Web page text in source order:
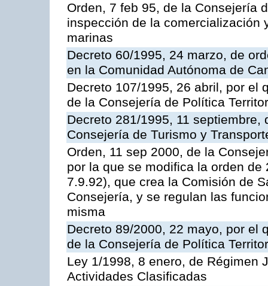
Orden, 7 feb 95, de la Consejería
inspección de la comercialización
marinas
Decreto 60/1995, 24 marzo, de
en la Comunidad Autónoma de
Decreto 107/1995, 26 abril, por el
de la Consejería de Política
Decreto 281/1995, 11
Consejería de Turismo y
Orden, 11 sep 2000, de la
por la que se modifica la orden
7.9.92), que crea la Comisión de
Consejería, y se regulan las
misma
Decreto 89/2000, 22 mayo, por el
de la Consejería de Política
Ley 1/1998, 8 enero, de Régimen
Actividades Clasificadas